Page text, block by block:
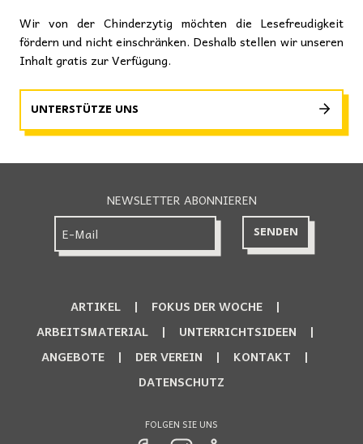
Wir von der Chinderzytig möchten die Lesefreudigkeit
fördern und nicht einschränken. Deshalb stellen wir unseren
Inhalt gratis zur Verfügung.
UNTERSTÜTZE UNS
NEWSLETTER ABONNIEREN
ARTIKEL
FOKUS DER WOCHE
ARBEITSMATERIAL
UNTERRICHTSIDEEN
ANGEBOTE
DER VEREIN
KONTAKT
DATENSCHUTZ
FOLGEN SIE UNS